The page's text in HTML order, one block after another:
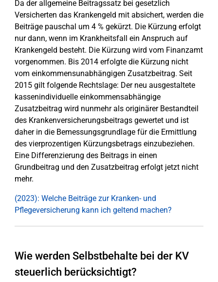
Da der allgemeine Beitragssatz bei gesetzlich
Versicherten das Krankengeld mit absichert, werden die
Beiträge pauschal um 4 % gekürzt. Die Kürzung erfolgt
nur dann, wenn im Krankheitsfall ein Anspruch auf
Krankengeld besteht. Die Kürzung wird vom Finanzamt
vorgenommen. Bis 2014 erfolgte die Kürzung nicht
vom einkommensunabhängigen Zusatzbeitrag. Seit
2015 gilt folgende Rechtslage: Der neu ausgestaltete
kassenindividuelle einkommensabhängige
Zusatzbeitrag wird nunmehr als originärer Bestandteil
des Krankenversicherungsbeitrags gewertet und ist
daher in die Bemessungsgrundlage für die Ermittlung
des vierprozentigen Kürzungsbetrags einzubeziehen.
Eine Differenzierung des Beitrags in einen
Grundbeitrag und den Zusatzbeitrag erfolgt jetzt nicht
mehr.
(2023): Welche Beiträge zur Kranken- und
Pflegeversicherung kann ich geltend machen?
Wie werden Selbstbehalte bei der KV
steuerlich berücksichtigt?